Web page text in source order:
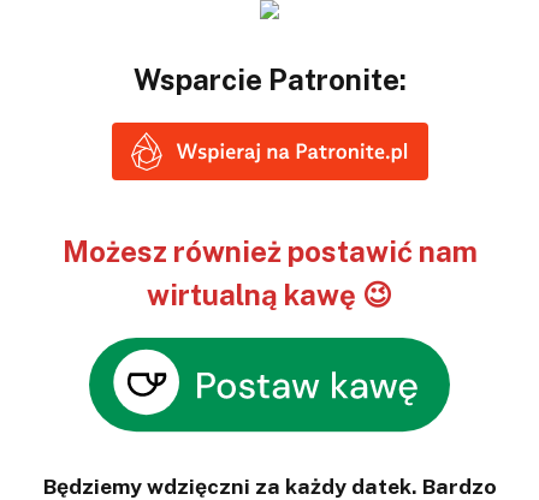
Wsparcie Patronite:
Możesz również postawić nam
wirtualną kawę 😉
Będziemy wdzięczni za każdy datek. Bardzo